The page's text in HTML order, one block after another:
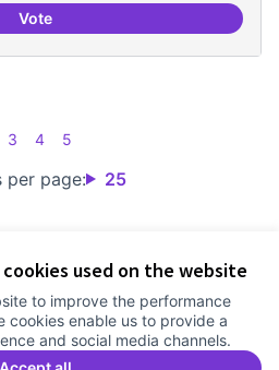
used on the website
to improve the performance
cookies enable us to provide a
and social media channels.
VoteMapeig d'experiències
per page: 25
3 4 5
Choose language